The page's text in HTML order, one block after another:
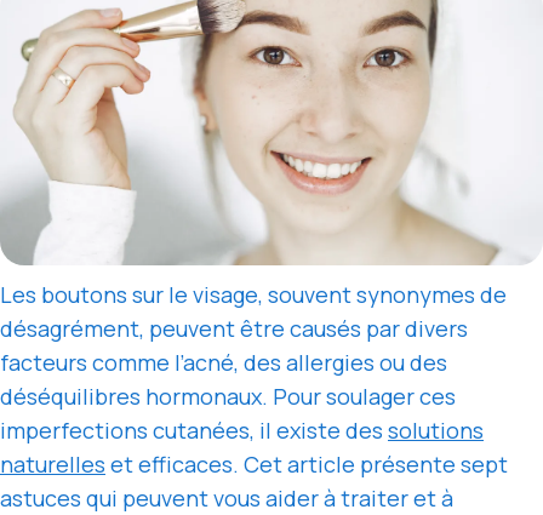
Les boutons sur le visage, souvent synonymes de
désagrément, peuvent être causés par divers
facteurs comme l’acné, des allergies ou des
déséquilibres hormonaux. Pour soulager ces
imperfections cutanées, il existe des solutions
naturelles et efficaces. Cet article présente sept
astuces qui peuvent vous aider à traiter et à